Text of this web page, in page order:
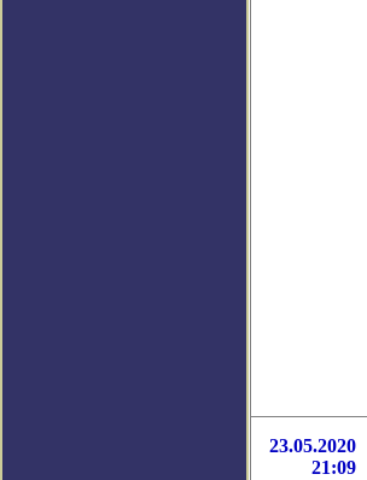
23.05.2020
21:09